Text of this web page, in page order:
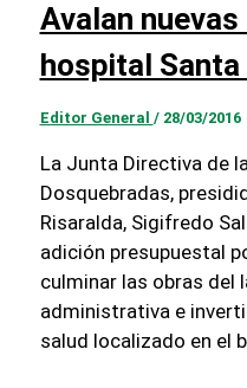
Avalan
hospital
Editor General / 28/03/2016
La Junta Directiva de
Dosquebradas,
Risaralda, Sigifredo
adición presupuestal
culminar las obras del
administrativa e
salud localizado en el